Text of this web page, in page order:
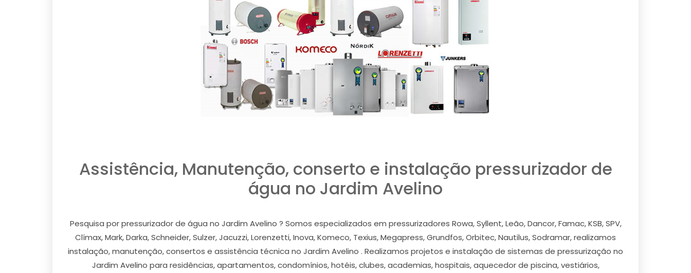
Assistência, Manutenção, conserto e instalação pressurizador de
água no Jardim Avelino
Pesquisa por pressurizador de água no Jardim Avelino ? Somos especializados em pressurizadores Rowa, Syllent, Leão, Dancor, Famac, KSB, SPV,
Clímax, Mark, Darka, Schneider, Sulzer, Jacuzzi, Lorenzetti, Inova, Komeco, Texius, Megapress, Grundfos, Orbitec, Nautilus, Sodramar, realizamos
instalação, manutenção, consertos e assistência técnica no Jardim Avelino . Realizamos projetos e instalação de sistemas de pressurização no
Jardim Avelino para residências, apartamentos, condomínios, hotéis, clubes, academias, hospitais, aquecedor de piscina, vestiários,